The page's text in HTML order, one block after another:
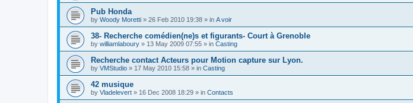
Pub Honda
by Woody Moretti » 26 Feb 2010 19:38 » in A voir
38- Recherche comédien(ne)s et figurants- Court à Grenoble
by williamlaboury » 13 May 2009 07:55 » in Casting
Recherche contact Acteurs pour Motion capture sur Lyon.
by VMStudio » 17 May 2010 15:58 » in Casting
42 musique
by Vladelevert » 16 Dec 2008 18:29 » in Contacts